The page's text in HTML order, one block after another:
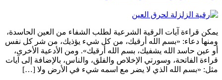
يمكن قراءة آيات الرقية الشرعية لطلب الشفاء من العين الحاسدة،
ومنها دعاء: «بسم الله أرقيك، من كل شيء يؤذيك، من شر كل نفس
أو عين حاسد الله يشفيك، بسم الله أرقيك». ومن الأدعية الأخرى،
قراءة الفاتحة، وسورتي الإخلاص والفلق، والناس، بالإضافة إلى آيات
مثل: «بسم الله الذي لا يضر مع اسمه شيء في الأرض ولا […]